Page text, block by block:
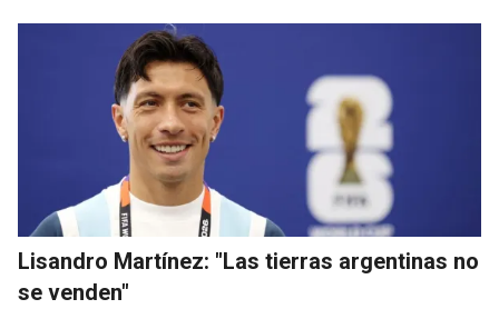
Lisandro Martínez: "Las tierras argentinas no
se venden"